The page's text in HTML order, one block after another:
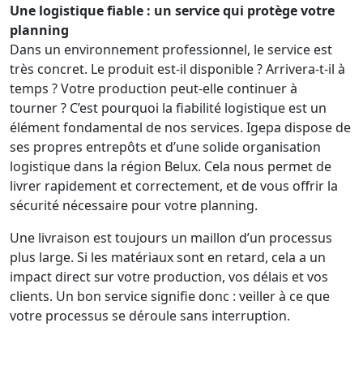
Une logistique fiable : un service qui protège votre
planning
Dans un environnement professionnel, le service est
très concret. Le produit est-il disponible ? Arrivera-t-il à
temps ? Votre production peut-elle continuer à
tourner ? C’est pourquoi la fiabilité logistique est un
élément fondamental de nos services. Igepa dispose de
ses propres entrepôts et d’une solide organisation
logistique dans la région Belux. Cela nous permet de
livrer rapidement et correctement, et de vous offrir la
sécurité nécessaire pour votre planning.
Une livraison est toujours un maillon d’un processus
plus large. Si les matériaux sont en retard, cela a un
impact direct sur votre production, vos délais et vos
clients. Un bon service signifie donc : veiller à ce que
votre processus se déroule sans interruption.